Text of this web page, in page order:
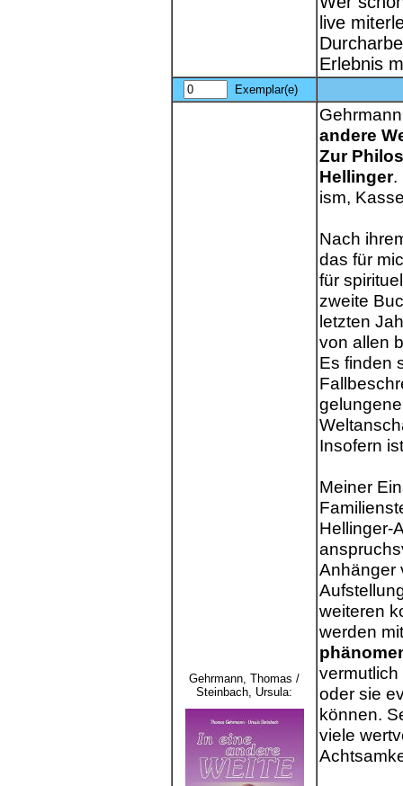
live
Erlebnis
Exemplar(e)
Gehrmann, Thomas /
Steinbach, Ursula:
andere
Zur
Hellinger.
ism,
Nach
das für
für
zweite
letzten
von allen
Es finden
Insofern
Meiner
Hellinger-
Anhänger
weiteren
werden
oder sie
können.
viele